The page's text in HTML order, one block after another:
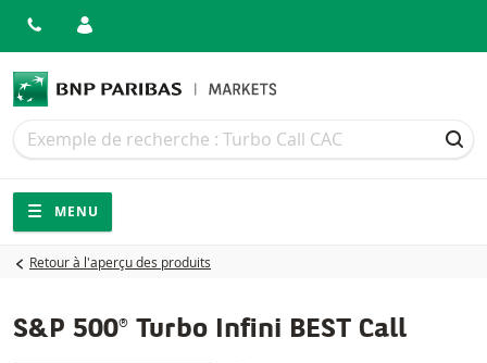
Recherche
Recherche
Navigation
Navigation sur le site
MENU
Retour à l'aperçu des produits
S&P 500® Turbo Infini BEST Call